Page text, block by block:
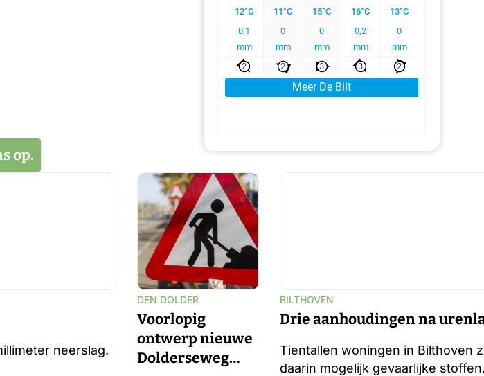
op.
neerslag.
DEN DOLDER
Voorlopig
ontwerp nieuwe
Dolderseweg
BILTHOVEN
Drie aanhoudingen na
Tientallen woningen in Bilthoven
daarin mogelijk gevaarlijke